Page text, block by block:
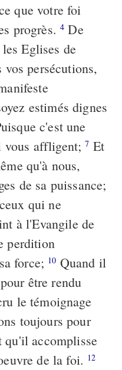
que votre foi
progrès.4 De
Eglises de
persécutions,
estimés dignes
c'est une
vous affligent;7 Et
qu'à nous,
de sa puissance;
qui ne
à l'Evangile de
perdition
force; 10 Quand il
être rendu
le témoignage
toujours pour
qu'il accomplisse
de la foi. 12